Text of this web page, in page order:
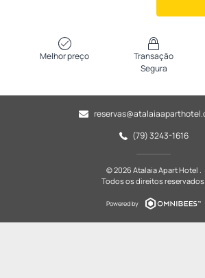
Melhor preço
Transação
Segura
(79) 3243-1616
© 2026 Atalaia Apart Hotel .
Todos os direitos reservados.
Powered by